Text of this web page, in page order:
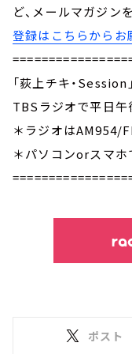
ど、メールマガジン
登録はこちらからお
「荻上チキ・Session」
TBSラジオで平日午
＊ラジオはAM954/
＊パソコンorスマホ
ポスト